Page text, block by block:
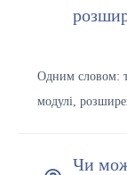
Одним словом:
модулі,
Чи